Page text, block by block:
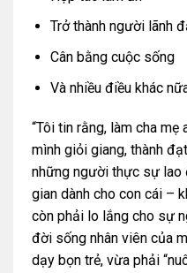
Trở thành người lãnh
Cân bằng cuộc sống
Và nhiều điều khác
“Tôi tin rằng, làm cha
mình giỏi giang, thành
những người thực sự
gian dành cho con cái –
còn phải lo lắng cho sự
đời sống nhân viên của
dạy bọn trẻ, vừa phải